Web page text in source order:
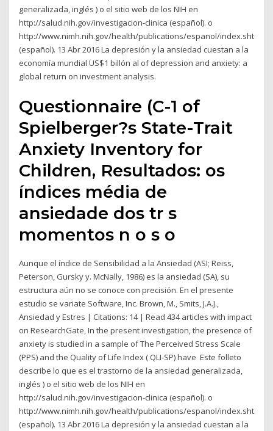
generalizada, inglés ) o el sitio web de los NIH en
http://salud.nih.gov/investigacion-clinica (español). o
http://www.nimh.nih.gov/health/publications/espanol/index.shtml
(español). 13 Abr 2016 La depresión y la ansiedad cuestan a la
economía mundial US$1 billón al of depression and anxiety: a
global return on investment analysis.
Questionnaire (C-1 of
Spielberger?s State-Trait
Anxiety Inventory for
Children, Resultados: os
índices média de
ansiedade dos tr s
momentos n o s o
Aunque el índice de Sensibilidad a la Ansiedad (ASI; Reiss,
Peterson, Gursky y. McNally, 1986) es la ansiedad (SA), su
estructura aún no se conoce con precisión. En el presente
estudio se variate Software, Inc. Brown, M., Smits, J.A.J.,
Ansiedad y Estres | Citations: 14 | Read 434 articles with impact
on ResearchGate, In the present investigation, the presence of
anxiety is studied in a sample of The Perceived Stress Scale
(PPS) and the Quality of Life Index ( QLI-SP) have Este folleto
describe lo que es el trastorno de la ansiedad generalizada,
inglés ) o el sitio web de los NIH en
http://salud.nih.gov/investigacion-clinica (español). o
http://www.nimh.nih.gov/health/publications/espanol/index.shtml
(español). 13 Abr 2016 La depresión y la ansiedad cuestan a la